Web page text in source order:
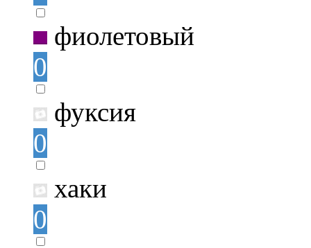
фиолетовый
0
фуксия
0
хаки
0